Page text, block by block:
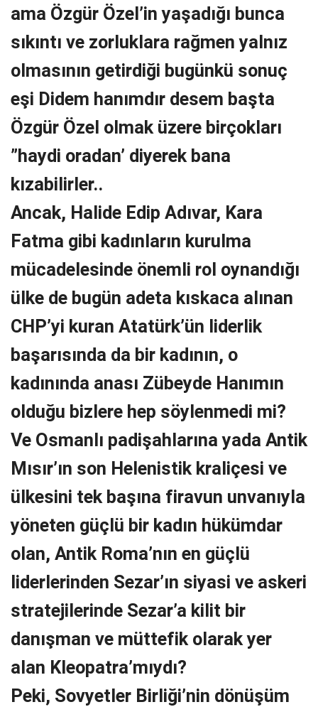
ama Özgür Özel’in yaşadığı bunca
sıkıntı ve zorluklara rağmen yalnız
olmasının getirdiği bugünkü sonuç
eşi Didem hanımdır desem başta
Özgür Özel olmak üzere birçokları
”haydi oradan’ diyerek bana
kızabilirler..
Ancak, Halide Edip Adıvar, Kara
Fatma gibi kadınların kurulma
mücadelesinde önemli rol oynandığı
ülke de bugün adeta kıskaca alınan
CHP’yi kuran Atatürk’ün liderlik
başarısında da bir kadının, o
kadınında anası Zübeyde Hanımın
olduğu bizlere hep söylenmedi mi?
Ve Osmanlı padişahlarına yada Antik
Mısır’ın son Helenistik kraliçesi ve
ülkesini tek başına firavun unvanıyla
yöneten güçlü bir kadın hükümdar
olan, Antik Roma’nın en güçlü
liderlerinden Sezar’ın siyasi ve askeri
stratejilerinde Sezar’a kilit bir
danışman ve müttefik olarak yer
alan Kleopatra’mıydı?
Peki, Sovyetler Birliği’nin dönüşüm